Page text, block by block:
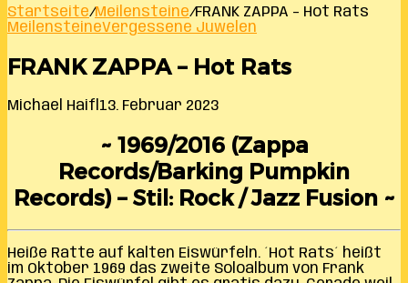
Startseite/Meilensteine/FRANK ZAPPA – Hot Rats
MeilensteineVergessene Juwelen
FRANK ZAPPA – Hot Rats
Michael Haifl 13. Februar 2023
~ 1969/2016 (Zappa
Records/Barking Pumpkin
Records) – Stil: Rock / Jazz Fusion ~
Heiße Ratte auf kalten Eiswürfeln. ´Hot Rats´ heißt
im Oktober 1969 das zweite Soloalbum von Frank